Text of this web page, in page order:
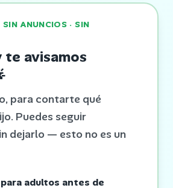
SIN ANUNCIOS · SIN
avisamos
para contarte qué
Puedes seguir
dejarlo — esto no es un
adultos antes de